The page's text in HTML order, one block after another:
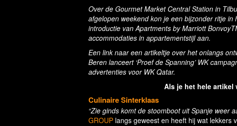
Over de Gourmet Market Central Station in
afgelopen weekend kon je een bijzonder ritje
introductie van Apartments by Marriott
accommodaties in appartementstijl aan.
Een link naar een artikeltje over hetonlangs
Beren lanceert ‘Proef de Spanning’ WK
advertenties voor WK Qatar.
Als je het hele artikel
Culinaire Sinterklaas
“Zie ginds komt de stoomboot uit Spanje weer
GROUP langs geweest en heeft hij wat lekkers